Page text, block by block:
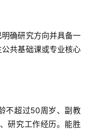
确研究方向并具备一
共基础课或专业核心
不超过50周岁、副教
研究工作经历。能胜